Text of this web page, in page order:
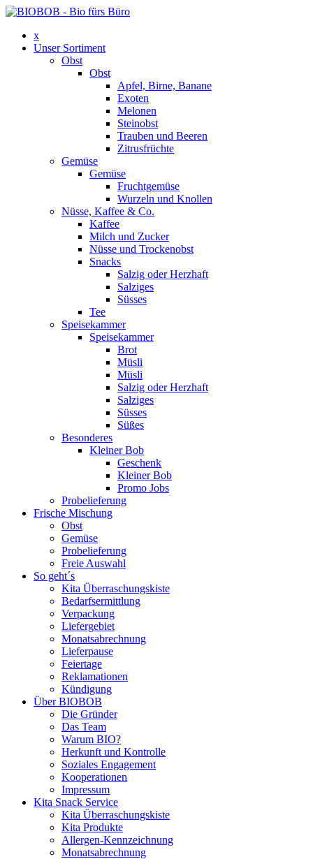
x
Unser Sortiment
Obst
Obst
Apfel, Birne, Banane
Exoten
Melonen
Steinobst
Trauben und Beeren
Zitrusfrüchte
Gemüse
Gemüse
Fruchtgemüse
Wurzeln und Knollen
Nüsse, Kaffee & Co.
Kaffee
Milch und Zucker
Nüsse und Trockenobst
Snacks
Salzig oder Herzhaft
Salziges
Süsses
Tee
Speisekammer
Speisekammer
Brot
Müsli
Müsli
Salzig oder Herzhaft
Salziges
Süsses
Süßes
Besonderes
Kleiner Bob
Geschenk
Kleiner Bob
Promo Jobs
Probelieferung
Frische Mischung
Obst
Gemüse
Probelieferung
Freie Auswahl
So geht´s
Kita Überraschungskiste
Bedarfsermittlung
Verpackung
Liefergebiet
Monatsabrechnung
Lieferpause
Feiertage
Reklamationen
Kündigung
Über BIOBOB
Die Gründer
Das Team
Warum BIO?
Herkunft und Kontrolle
Soziales Engagement
Kooperationen
Impressum
Kita Snack Service
Kita Überraschungskiste
Kita Produkte
Allergen-Kennzeichnung
Monatsabrechnung